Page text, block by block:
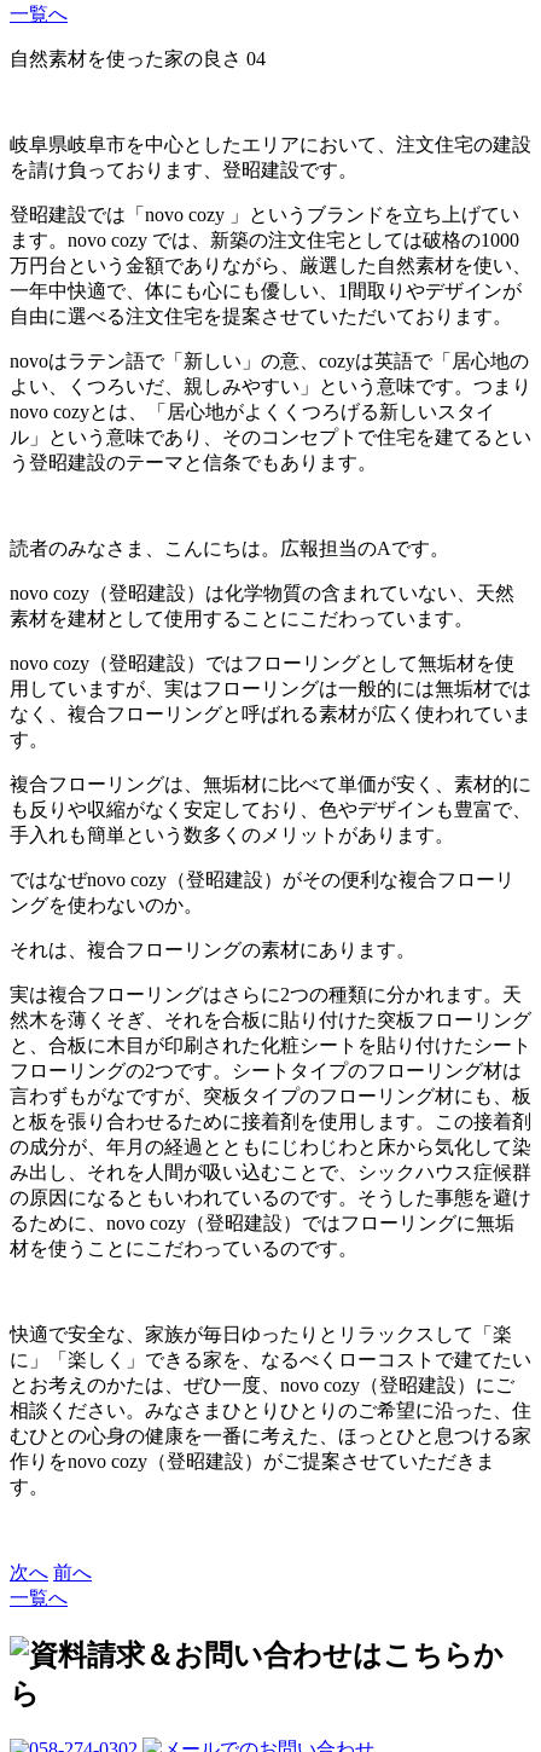
一覧へ
自然素材を使った家の良さ 04
岐阜県岐阜市を中心としたエリアにおいて、注文住宅の建設
を請け負っております、登昭建設です。
登昭建設では「novo cozy 」というブランドを立ち上げてい
ます。novo cozy では、新築の注文住宅としては破格の1000
万円台という金額でありながら、厳選した自然素材を使い、
一年中快適で、体にも心にも優しい、1間取りやデザインが
自由に選べる注文住宅を提案させていただいております。
novoはラテン語で「新しい」の意、cozyは英語で「居心地の
よい、くつろいだ、親しみやすい」という意味です。つまり
novo cozyとは、「居心地がよくくつろげる新しいスタイ
ル」という意味であり、そのコンセプトで住宅を建てるとい
う登昭建設のテーマと信条でもあります。
読者のみなさま、こんにちは。広報担当のAです。
novo cozy（登昭建設）は化学物質の含まれていない、天然
素材を建材として使用することにこだわっています。
novo cozy（登昭建設）ではフローリングとして無垢材を使
用していますが、実はフローリングは一般的には無垢材では
なく、複合フローリングと呼ばれる素材が広く使われていま
す。
複合フローリングは、無垢材に比べて単価が安く、素材的に
も反りや収縮がなく安定しており、色やデザインも豊富で、
手入れも簡単という数多くのメリットがあります。
ではなぜnovo cozy（登昭建設）がその便利な複合フローリ
ングを使わないのか。
それは、複合フローリングの素材にあります。
実は複合フローリングはさらに2つの種類に分かれます。天
然木を薄くそぎ、それを合板に貼り付けた突板フローリング
と、合板に木目が印刷された化粧シートを貼り付けたシート
フローリングの2つです。シートタイプのフローリング材は
言わずもがなですが、突板タイプのフローリング材にも、板
と板を張り合わせるために接着剤を使用します。この接着剤
の成分が、年月の経過とともにじわじわと床から気化して染
み出し、それを人間が吸い込むことで、シックハウス症候群
の原因になるともいわれているのです。そうした事態を避け
るために、novo cozy（登昭建設）ではフローリングに無垢
材を使うことにこだわっているのです。
快適で安全な、家族が毎日ゆったりとリラックスして「楽
に」「楽しく」できる家を、なるべくローコストで建てたい
とお考えのかたは、ぜひ一度、novo cozy（登昭建設）にご
相談ください。みなさまひとりひとりのご希望に沿った、住
むひとの心身の健康を一番に考えた、ほっとひと息つける家
作りをnovo cozy（登昭建設）がご提案させていただきま
す。
次へ 前へ
一覧へ